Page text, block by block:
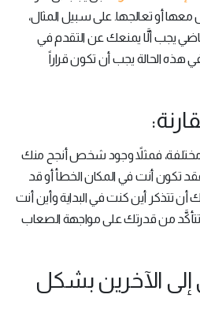
أو تعالجها. على سبيل المثال،
يجب ألَّا يمنعك عن التقدم في
الحالة يجب أن تكون قراراً
مختلفة، فمثلاً وجود شخص أنجح منك
تكون أنت في المكان الخطأ أو قد
أن تتذكر أين كنت في البداية وأين أنت
من قدرتك على مواجهة الصعاب
الآخرين بشكل